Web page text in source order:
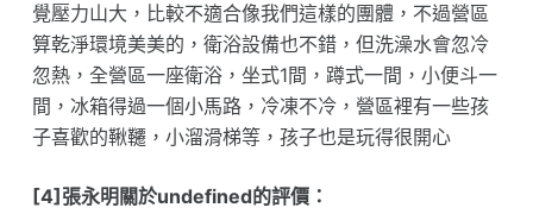
覺壓力山大，比較不適合像我們這樣的團體，不過營區
算乾淨環境美美的，衛浴設備也不錯，但洗澡水會忽冷
忽熱，全營區一座衛浴，坐式1間，蹲式一間，小便斗一
間，冰箱得過一個小馬路，冷凍不冷，營區裡有一些孩
子喜歡的鞦韆，小溜滑梯等，孩子也是玩得很開心
[4]張永明關於undefined的評價：